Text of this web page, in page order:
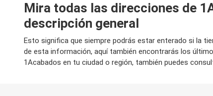
Mira todas las direcciones de
descripción general
Esto significa que siempre podrás estar enterado si la
de esta información, aquí también encontrarás los
1Acabados en tu ciudad o región, también puedes